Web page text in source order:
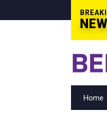
yang Terlalu Percaya dan
Home